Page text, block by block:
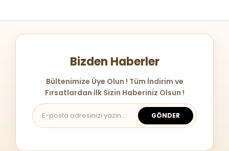
Bizden Haberler
Bültenimize Üye Olun ! Tüm İndirim ve
Fırsatlardan İlk Sizin Haberiniz Olsun !
GÖNDER